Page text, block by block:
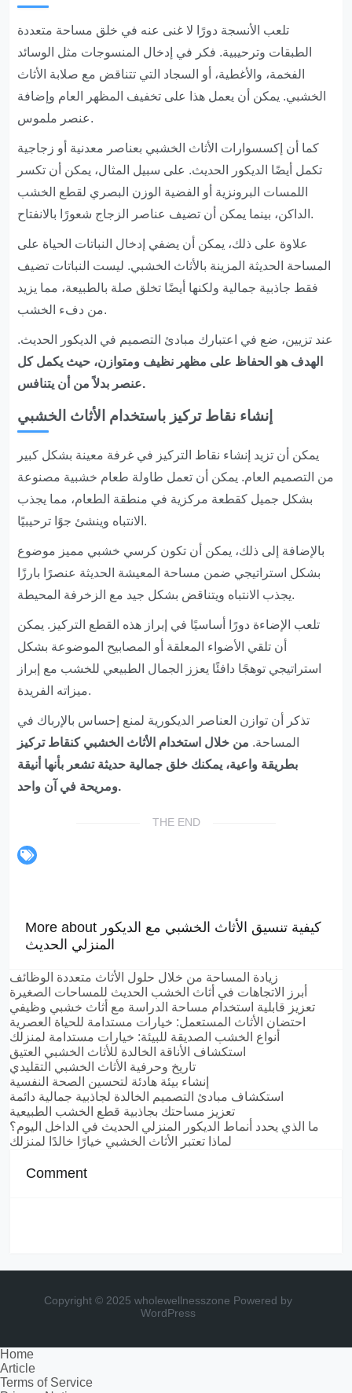
تلعب الأنسجة دورًا لا غنى عنه في خلق مساحة متعددة
الطبقات وترحيبية. فكر في إدخال المنسوجات مثل الوسائد
الفخمة، والأغطية، أو السجاد التي تتناقض مع صلابة الأثاث
الخشبي. يمكن أن يعمل هذا على تخفيف المظهر العام وإضافة
عنصر ملموس.
كما أن إكسسوارات الأثاث الخشبي بعناصر معدنية أو زجاجية
تكمل أيضًا الديكور الحديث. على سبيل المثال، يمكن أن تكسر
اللمسات البرونزية أو الفضية الوزن البصري لقطع الخشب
الداكن، بينما يمكن أن تضيف عناصر الزجاج شعورًا بالانفتاح.
علاوة على ذلك، يمكن أن يضفي إدخال النباتات الحياة على
المساحة الحديثة المزينة بالأثاث الخشبي. ليست النباتات تضيف
فقط جاذبية جمالية ولكنها أيضًا تخلق صلة بالطبيعة، مما يزيد
من دفء الخشب.
عند تزيين، ضع في اعتبارك مبادئ التصميم في الديكور الحديث.
الهدف هو الحفاظ على مظهر نظيف ومتوازن، حيث يكمل كل
عنصر بدلاً من أن يتنافس.
إنشاء نقاط تركيز باستخدام الأثاث الخشبي
يمكن أن تزيد إنشاء نقاط التركيز في غرفة معينة بشكل كبير
من التصميم العام. يمكن أن تعمل طاولة طعام خشبية مصنوعة
بشكل جميل كقطعة مركزية في منطقة الطعام، مما يجذب
الانتباه وينشئ جوًا ترحيبيًا.
بالإضافة إلى ذلك، يمكن أن تكون كرسي خشبي مميز موضوع
بشكل استراتيجي ضمن مساحة المعيشة الحديثة عنصرًا بارزًا
يجذب الانتباه ويتناقض بشكل جيد مع الزخرفة المحيطة.
تلعب الإضاءة دورًا أساسيًا في إبراز هذه القطع التركيز. يمكن
أن تلقي الأضواء المعلقة أو المصابيح الموضوعة بشكل
استراتيجي توهجًا دافئًا يعزز الجمال الطبيعي للخشب مع إبراز
ميزاته الفريدة.
تذكر أن توازن العناصر الديكورية لمنع إحساس بالإرباك في
المساحة. من خلال استخدام الأثاث الخشبي كنقاط تركيز
بطريقة واعية، يمكنك خلق جمالية حديثة تشعر بأنها أنيقة
ومريحة في آن واحد.
THE END
More about كيفية تنسيق الأثاث الخشبي مع الديكور
المنزلي الحديث
زيادة المساحة من خلال حلول الأثاث متعددة الوظائف
أبرز الاتجاهات في أثاث الخشب الحديث للمساحات الصغيرة
تعزيز قابلية استخدام مساحة الدراسة مع أثاث خشبي وظيفي
احتضان الأثاث المستعمل: خيارات مستدامة للحياة العصرية
أنواع الخشب الصديقة للبيئة: خيارات مستدامة لمنزلك
استكشاف الأناقة الخالدة للأثاث الخشبي العتيق
تاريخ وحرفية الأثاث الخشبي التقليدي
إنشاء بيئة هادئة لتحسين الصحة النفسية
استكشاف مبادئ التصميم الخالدة لجاذبية جمالية دائمة
تعزيز مساحتك بجاذبية قطع الخشب الطبيعية
ما الذي يحدد أنماط الديكور المنزلي الحديث في الداخل اليوم؟
لماذا تعتبر الأثاث الخشبي خيارًا خالدًا لمنزلك
Comment
Copyright © 2025 wholewellnesszone Powered by
WordPress
Home
Article
Terms of Service